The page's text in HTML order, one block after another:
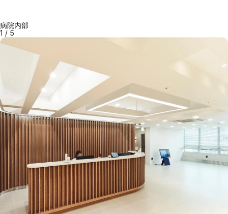
病院内部
1 / 5